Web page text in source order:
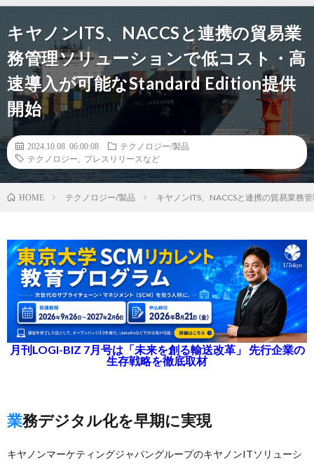
キヤノンITS、NACCSと連携の貿易業
務管理ソリューションで低コスト・高
速導入が可能なStandard Edition提供
開始
2024.10.08 06:00:08
テクノロジー/製品
テクノロジー
プレスリリースなど
HOME テクノロジー/製品 キヤノンITS、NACCSと連携の貿易業務
月刊LOGI-BIZ 7月号は「未来を創る輸送改革」 先行企業の
生存戦略を徹底取材
業務デジタル化を早期に実現
キヤノンマーケティングジャパングループのキヤノンITソリューシ